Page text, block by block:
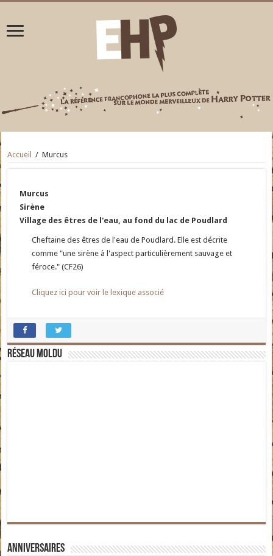
Accueil / Murcus
Murcus
Sirène
Village des êtres de l'eau, au fond du lac de Poudlard
Cheftaine des êtres de l'eau de Poudlard. Elle est décrite
comme "une sirène à l'aspect particulièrement sauvage et
féroce." (CF26)
Cliquez ici pour voir le lexique associé
Réseau moldu
Anniversaires